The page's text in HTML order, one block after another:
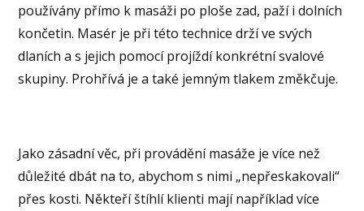
používány přímo k masáži po ploše zad, paží i dolních
končetin. Masér je při této technice drží ve svých
dlaních a s jejich pomocí projíždí konkrétní svalové
skupiny. Prohřívá je a také jemným tlakem změkčuje.
Jako zásadní věc, při provádění masáže je více než
důležité dbát na to, abychom s nimi „nepřeskakovali“
přes kosti. Někteří štíhlí klienti mají například více